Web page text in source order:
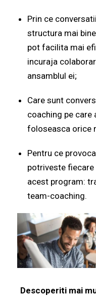
Prin ce
structura mai
pot facilita mai
incuraja
ansamblul ei;
Care sunt
coaching pe care
foloseasca orice
Pentru ce
potriveste
acest program:
team-coaching.
Descoperiti mai